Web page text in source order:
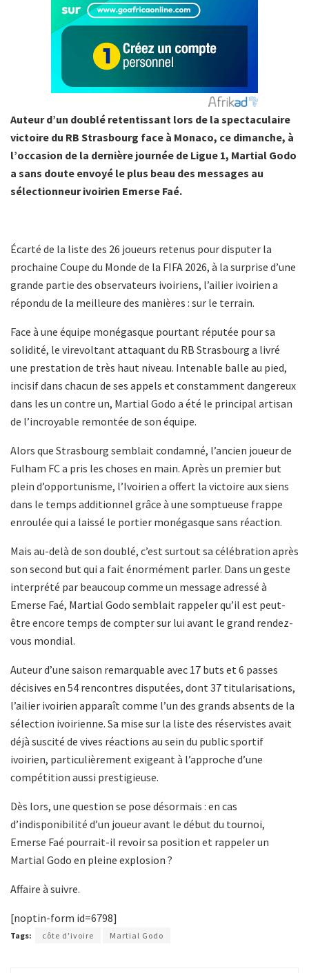
Auteur d’un doublé retentissant lors de la spectaculaire
victoire du RB Strasbourg face à Monaco, ce dimanche, à
l’occasion de la dernière journée de Ligue 1, Martial Godo
a sans doute envoyé le plus beau des messages au
sélectionneur ivoirien Emerse Faé.
Écarté de la liste des 26 joueurs retenus pour disputer la
prochaine Coupe du Monde de la FIFA 2026, à la surprise d’une
grande partie des observateurs ivoiriens, l’ailier ivoirien a
répondu de la meilleure des manières : sur le terrain.
Face à une équipe monégasque pourtant réputée pour sa
solidité, le virevoltant attaquant du RB Strasbourg a livré
une prestation de très haut niveau. Intenable balle au pied,
incisif dans chacun de ses appels et constamment dangereux
dans les un contre un, Martial Godo a été le principal artisan
de l’incroyable remontée de son équipe.
Alors que Strasbourg semblait condamné, l’ancien joueur de
Fulham FC a pris les choses en main. Après un premier but
plein d’opportunisme, l’Ivoirien a offert la victoire aux siens
dans le temps additionnel grâce à une somptueuse frappe
enroulée qui a laissé le portier monégasque sans réaction.
Mais au-delà de son doublé, c’est surtout sa célébration après
son second but qui a fait énormément parler. Dans un geste
interprété par beaucoup comme un message adressé à
Emerse Faé, Martial Godo semblait rappeler qu’il est peut-
être encore temps de compter sur lui avant le grand rendez-
vous mondial.
Auteur d’une saison remarquable avec 17 buts et 6 passes
décisives en 54 rencontres disputées, dont 37 titularisations,
l’ailier ivoirien apparaît comme l’un des grands absents de la
sélection ivoirienne. Sa mise sur la liste des réservistes avait
déjà suscité de vives réactions au sein du public sportif
ivoirien, particulièrement exigeant à l’approche d’une
compétition aussi prestigieuse.
Dès lors, une question se pose désormais : en cas
d’indisponibilité d’un joueur avant le début du tournoi,
Emerse Faé pourrait-il revoir sa position et rappeler un
Martial Godo en pleine explosion ?
Affaire à suivre.
[noptin-form id=6798]
Tags: côte d'ivoire Martial Godo